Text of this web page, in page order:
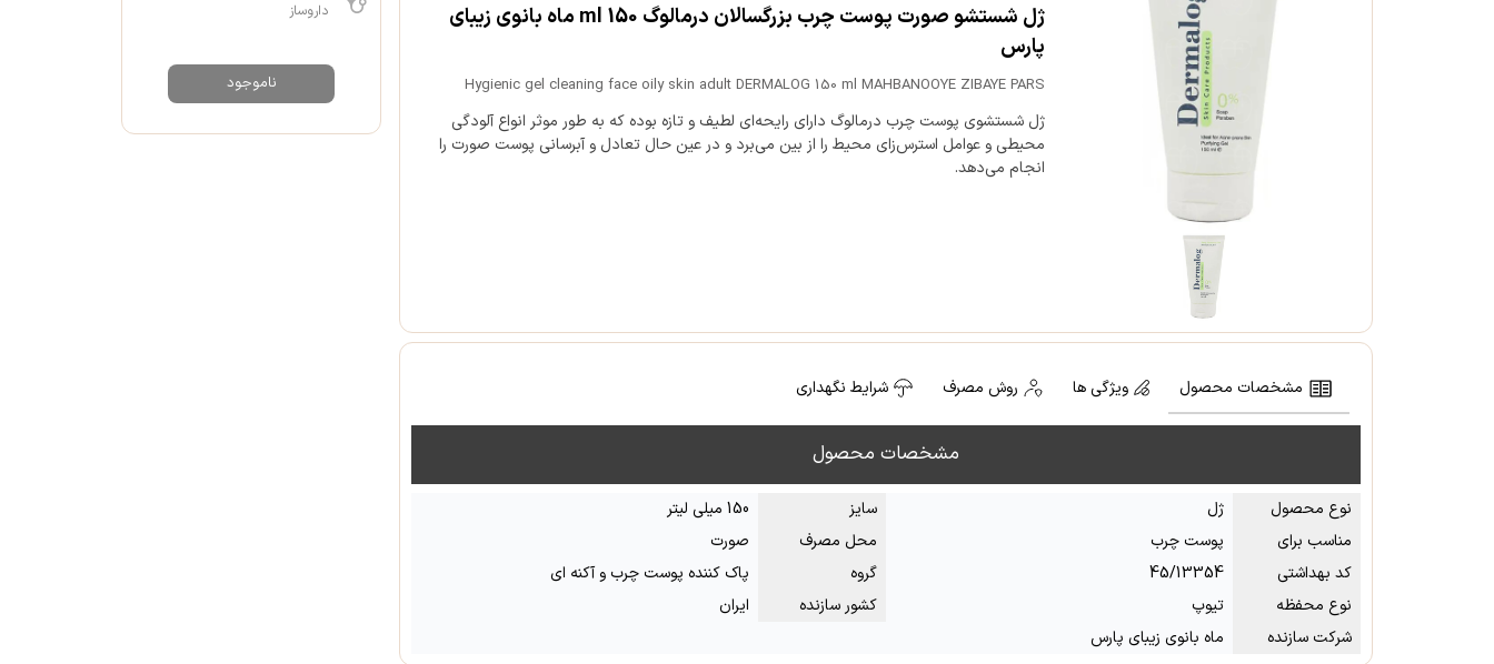
ژل شستشو صورت پوست چرب بزرگسالان درمالوگ 150 ml ماه بانوی زیبای
پارس
Hygienic gel cleaning face oily skin adult DERMALOG 150 ml MAHBANOOYE ZIBAYE PARS
ژل شستشوی پوست چرب درمالوگ دارای رایحه‌ای لطیف و تازه بوده که به طور موثر انواع آلودگی
محیطی و عوامل استرس‌زای محیط را از بین می‌برد و در عین حال تعادل و آبرسانی پوست صورت را
انجام می‌دهد.
مشخصات محصول ویژگی ها روش مصرف شرایط نگهداری
مشخصات محصول
نوع محصول ژل سایز
150 میلی لیتر
مناسب برای
پوست چرب محل مصرف
صورت
کد بهداشتی
45/13354 گروه
پاک کننده پوست چرب و آکنه ای
نوع محفظه
تیوپ کشور سازنده
ایران
شرکت سازنده
ماه بانوی زیبای پارس
داروساز
ناموجود